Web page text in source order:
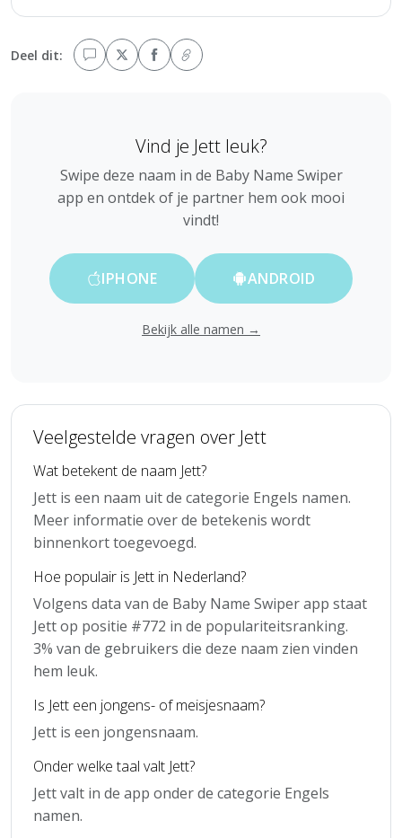
Deel dit:
Vind je Jett leuk?
Swipe deze naam in de Baby Name Swiper
app en ontdek of je partner hem ook mooi
vindt!
IPHONE ANDROID
Bekijk alle namen →
Veelgestelde vragen over Jett
Wat betekent de naam Jett?
Jett is een naam uit de categorie Engels namen.
Meer informatie over de betekenis wordt
binnenkort toegevoegd.
Hoe populair is Jett in Nederland?
Volgens data van de Baby Name Swiper app staat
Jett op positie #772 in de populariteitsranking.
3% van de gebruikers die deze naam zien vinden
hem leuk.
Is Jett een jongens- of meisjesnaam?
Jett is een jongensnaam.
Onder welke taal valt Jett?
Jett valt in de app onder de categorie Engels
namen.